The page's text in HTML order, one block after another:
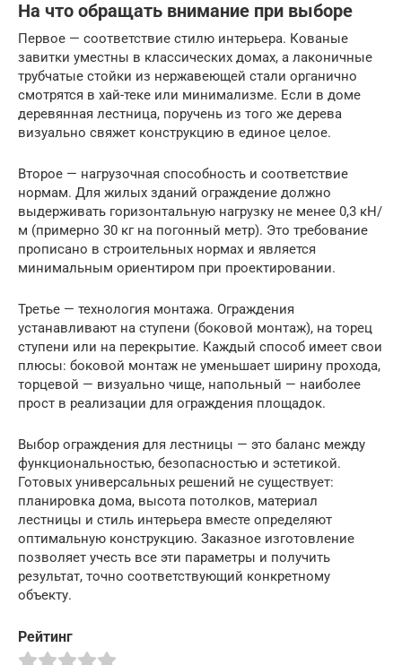
На что обращать внимание при выборе
Первое — соответствие стилю интерьера. Кованые
завитки уместны в классических домах, а лаконичные
трубчатые стойки из нержавеющей стали органично
смотрятся в хай-теке или минимализме. Если в доме
деревянная лестница, поручень из того же дерева
визуально свяжет конструкцию в единое целое.
Второе — нагрузочная способность и соответствие
нормам. Для жилых зданий ограждение должно
выдерживать горизонтальную нагрузку не менее 0,3 кН/
м (примерно 30 кг на погонный метр). Это требование
прописано в строительных нормах и является
минимальным ориентиром при проектировании.
Третье — технология монтажа. Ограждения
устанавливают на ступени (боковой монтаж), на торец
ступени или на перекрытие. Каждый способ имеет свои
плюсы: боковой монтаж не уменьшает ширину прохода,
торцевой — визуально чище, напольный — наиболее
прост в реализации для ограждения площадок.
Выбор ограждения для лестницы — это баланс между
функциональностью, безопасностью и эстетикой.
Готовых универсальных решений не существует:
планировка дома, высота потолков, материал
лестницы и стиль интерьера вместе определяют
оптимальную конструкцию. Заказное изготовление
позволяет учесть все эти параметры и получить
результат, точно соответствующий конкретному
объекту.
Рейтинг